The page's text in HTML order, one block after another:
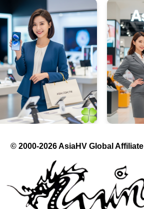
© 2000-2026 AsiaHV Global Affiliate